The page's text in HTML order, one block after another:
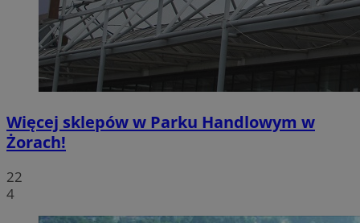
Więcej sklepów w Parku Handlowym w
Żorach!
22
4